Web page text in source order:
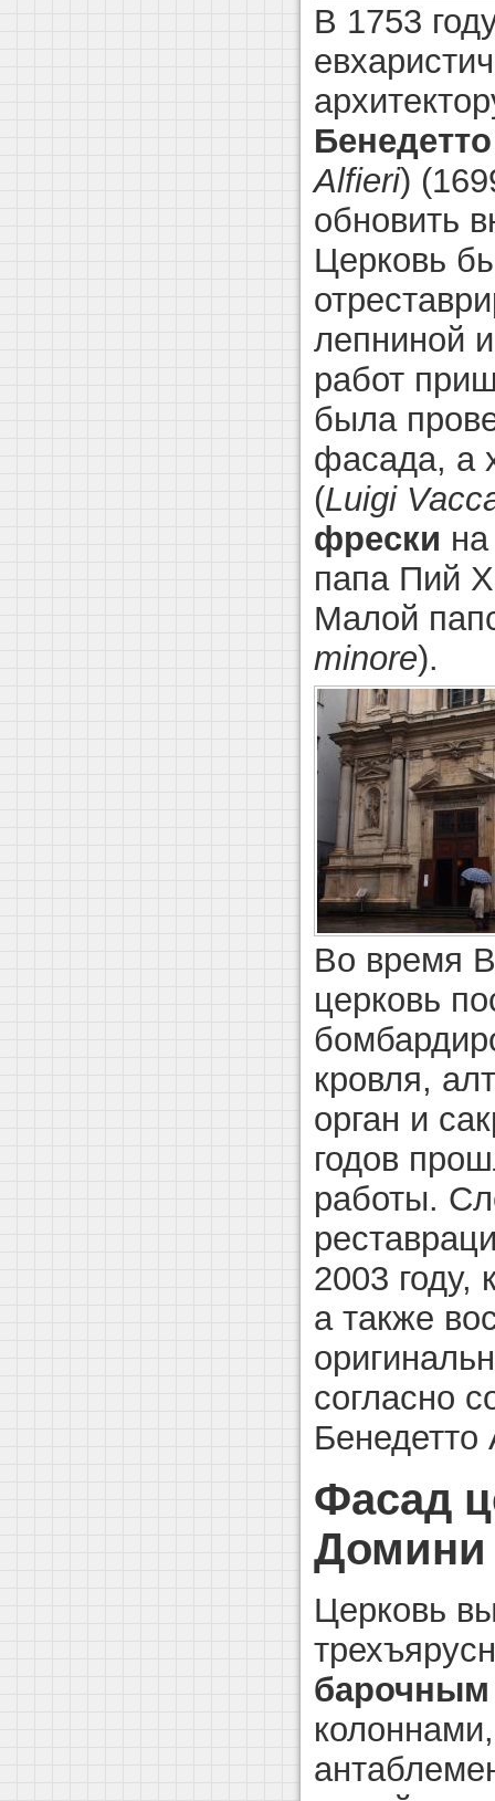
В 1753
Alfieri)
обновить
Церковь
лепниной
работ
была
фасада, а
(Luigi
фрески
папа Пий
Малой
minore).
Во время
церковь
кровля,
орган и
годов
работы.
2003
а также
согласно
Фасад
Домини
Церковь